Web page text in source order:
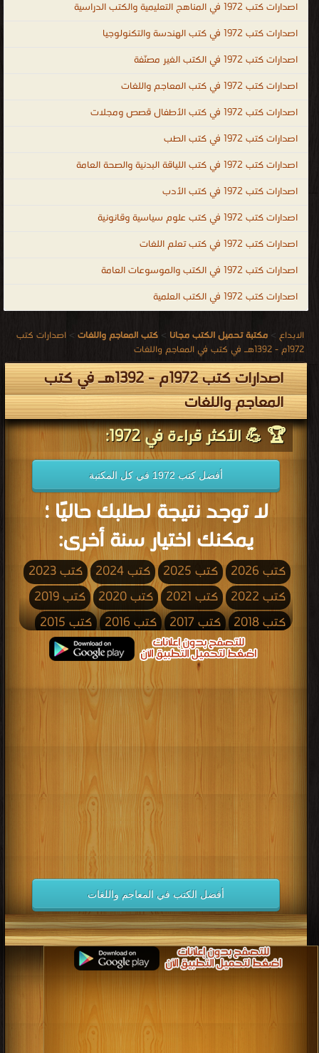
العربية ، كتاب تعلم اللغة التركية بدون معلم PDF ، تعلم اللغة الايطالية
واللغات
اصدارات كتب 1972 في المناهج التعليمية والكتب الدراسية
اصدارات كتب 1972 في كتب الهندسة والتكنولوجيا
اصدارات كتب 1972 في الكتب الغير مصنّفة
اصدارات كتب 1972 في كتب المعاجم واللغات
اصدارات كتب 1972 في كتب الأطفال قصص ومجلات
اصدارات كتب 1972 في كتب الطب
اصدارات كتب 1972 في كتب اللياقة البدنية والصحة العامة
اصدارات كتب 1972 في كتب الأدب
اصدارات كتب 1972 في كتب علوم سياسية وقانونية
اصدارات كتب 1972 في كتب تعلم اللغات
اصدارات كتب 1972 في الكتب والموسوعات العامة
اصدارات كتب 1972 في الكتب العلمية
الابداع > مكتبة تحميل الكتب مجانا > كتب المعاجم واللغات > اصدارات كتب
1972م - 1392هـ في كتب في المعاجم واللغات
اصدارات كتب 1972م - 1392هـ في كتب
المعاجم واللغات
🏆 💪 الأكثر قراءة في 1972:
أفضل كتب 1972 في كل المكتبة
لا توجد نتيجة لطلبك حاليًا ؛
يمكنك اختيار سنة أخرى:
كتب 2026 كتب 2025 كتب 2024
كتب 2023
كتب 2022
كتب 2021 كتب 2020
كتب 2019
كتب 2018
كتب 2017 كتب 2016
كتب 2015
كتب 2013 كتب 2012
كتب 2011
كتب 2009 كتب 2008
كتب 2006
كتب 2005 كتب 2004
كتب 2003
كتب 2000
كتب 1992
كتب 1991
كتب 1990
كتب 1989 كتب 1988
كتب 1987
كتب 1984
كتب 1983
كتب 1980
كتب 1979
كتب 1978
كتب 1977 كتب 1976
كتب 1975
كتب 1974
كتب 1973 كتب 1972
كتب 1971
كتب 1970
كتب 1969 كتب 1968
كتب 1967
كتب 1966
كتب 1965 كتب 1964
كتب 1963
كتب 1962
كتب 1961 كتب 1960
كتب 1959
كتب 1957
كتب 1952
كتب 1951
أفضل الكتب في المعاجم واللغات